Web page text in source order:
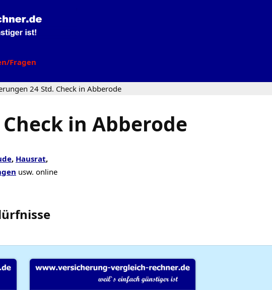
Fragen
24 Std. Check in Abberode
in Abberode
, Hausrat,
usw. online